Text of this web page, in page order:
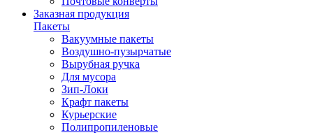
Заказная продукция
Пакеты
Вакуумные пакеты
Воздушно-пузырчатые
Вырубная ручка
Для мусора
Зип-Локи
Крафт пакеты
Курьерские
Полипропиленовые